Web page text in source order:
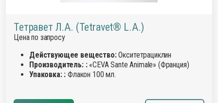
Тетравет Л.А. (Tetravet® L.A.)
Цена по запросу
Действующее вещество:Окситетрациклин
Производитель: :«CEVA Sante Animale» (Франция)
Упаковка: : Флакон 100 мл.